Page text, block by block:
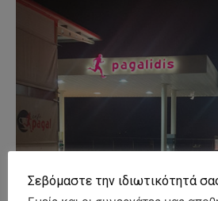
Σεβόμαστε την ιδιωτικότητά